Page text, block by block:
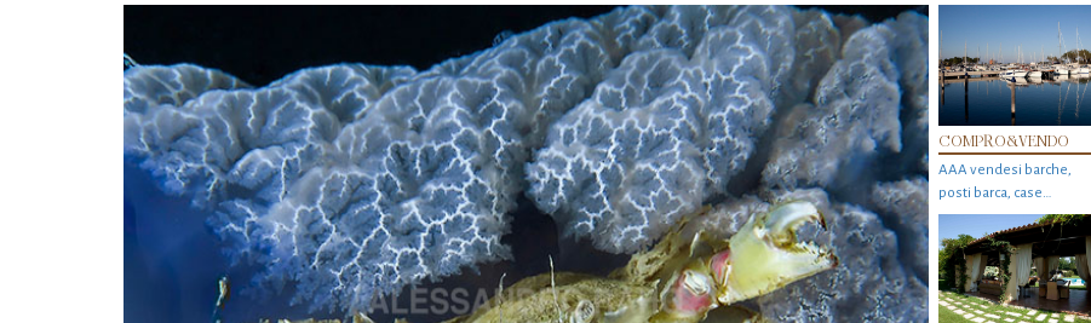
COMPRO&VENDO
AAA vendesi barche,
posti barca, case…